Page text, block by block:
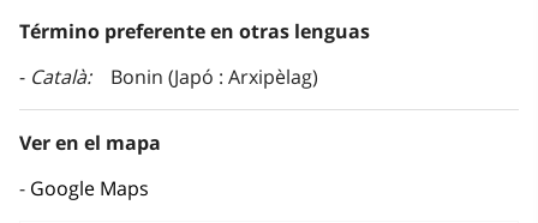
Término preferente en otras lenguas
Català
Bonin (Japó : Arxipèlag)
Ver en el mapa
Google Maps